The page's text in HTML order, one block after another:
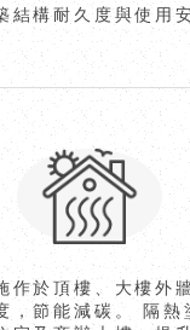
結構耐久度與使用
作於頂樓、大樓外
，節能減碳。 隔熱